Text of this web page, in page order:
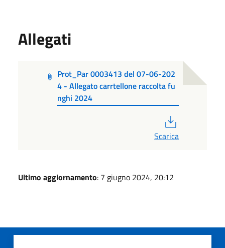
Allegati
Prot_Par 0003413 del 07-06-202
4 - Allegato carrtellone raccolta fu
nghi 2024
Scarica
Ultimo aggiornamento: 7 giugno 2024, 20:12